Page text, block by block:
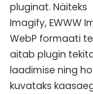
pluginat. Näiteks
Imagify, EWWW
WebP formaati
aitab plugin
laadimise ning
kuvataks